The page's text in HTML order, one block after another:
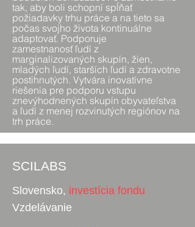
tak, aby boli schopní spĺňať
požiadavky trhu práce a na tieto sa
počas svojho života kontinuálne
adaptovať. Podporuje
zamestnanosťľudí z
marginalizovaných skupín, žien,
mladých ľudí, starších ľudí a zdravotne
postihnutých. Vytvára inovatívne
riešenia pre podporu vstupu
znevýhodnených skupín obyvateľstva
a ľudí z menej rozvinutých regiónov na
trh práce.
SCILABS
Slovensko, investícia fondu
Vzdelávanie